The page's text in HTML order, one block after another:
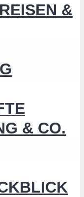
&
& CO.